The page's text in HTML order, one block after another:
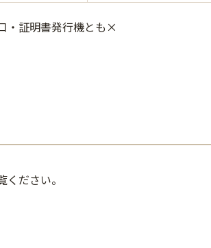
・証明書発行機とも×
ください。